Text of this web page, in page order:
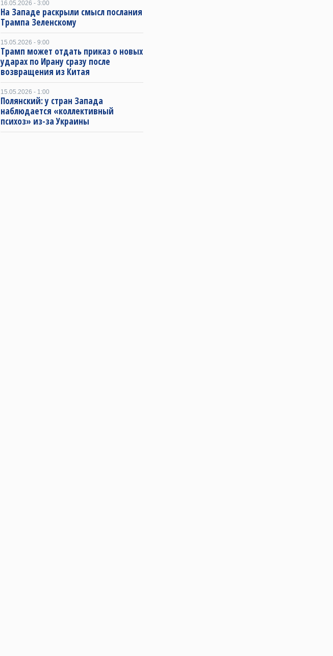
16.05.2026 - 3:00
На Западе раскрыли смысл послания
Трампа Зеленскому
15.05.2026 - 9:00
Трамп может отдать приказ о новых
ударах по Ирану сразу после
возвращения из Китая
15.05.2026 - 1:00
Полянский: у стран Запада
наблюдается «коллективный
психоз» из-за Украины